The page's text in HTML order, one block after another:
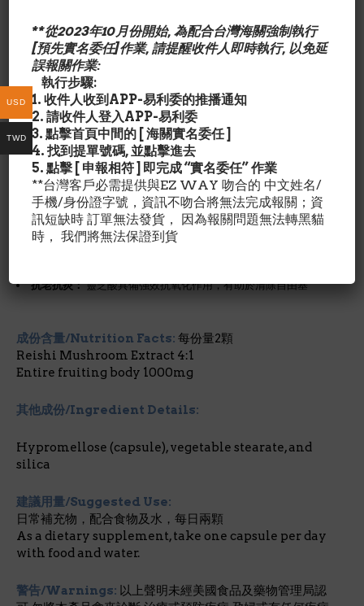
靈芝（*Ganoderma lucidum*）是一種生長於亞洲各地潮濕環境
中的真菌。人們認為，靈芝的功效主要源自於其高含量的多醣（特別
是β-葡聚醣）
赤靈芝是一種珍貴的藥用真菌，被譽為「上藥之首」。其主
要核心成分包括靈芝多醣體與三萜類（靈芝酸）
免疫力、保肝排毒、安神助眠及抗氧化的功效，非常適合用
於調整虛弱體質與日常養生。
核心功效
調節免疫： 豐富的靈芝多醣體有助刺激免疫細胞，提升身體防禦
力。
抗老抗炎：靈芝酸具備強效抗氧化作用，有助於清除自由基
成份含量/Nutrition Facts: 每份量2顆
Reishi Mushroom Extract 4:1
Entire fruiting body 1000mg
其他成份/Ingredient Details:
Hypromellose (capsule), vegetable stearate, and
silica
建議用量/Suggested Use:
日常補充物，配合食物及水，每日兩顆
As a dietary supplement, take one capsule per day
with food and water.
警告/Warnings: 以上聲明未經美國食品及藥物管理局認
**從2023年10月份開始, 為配合台灣海關強制執行
[預先實名委任]作業, 請提醒收件人即時執行, 以免延
誤報關作業:
執行步驟:
1. 收件人收到APP-易利委的推播通知
2. 請收件人登入APP-易利委
3. 點擊首頁中間的 [ 海關實名委任 ]
4. 找到提單號碼, 並點擊進去
5. 點擊 [ 申報相符 ] 即完成 “實名委任” 作業
**台灣客戶必需提供與EZ WAY 吻合的 中文姓名/
手機/身份證字號，資訊不吻合將無法完成報關；資
訊短缺時 訂單無法發貨， 因為報關問題無法轉黑貓
時， 我們將無法保證到貨
USD
TWD